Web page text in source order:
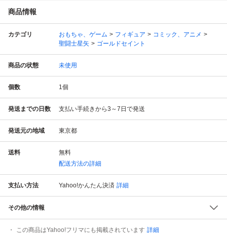
商品情報
カテゴリ おもちゃ、ゲーム フィギュア
コミック、アニメ
聖闘士星矢
ゴールドセイント
商品の状態 未使用
個数 1 個
発送までの日数 支払い手続きから3～7日で発送
発送元の地域 東京都
送料
無料
配送方法の詳細
支払い方法 Yahoo!かんたん決済 詳細
その他の情報
この商品はYahoo!フリマにも掲載されています 詳細